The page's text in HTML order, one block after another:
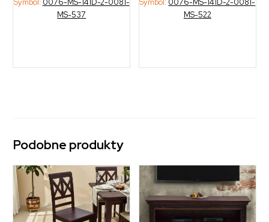
MS-537
MS-522
Podobne produkty